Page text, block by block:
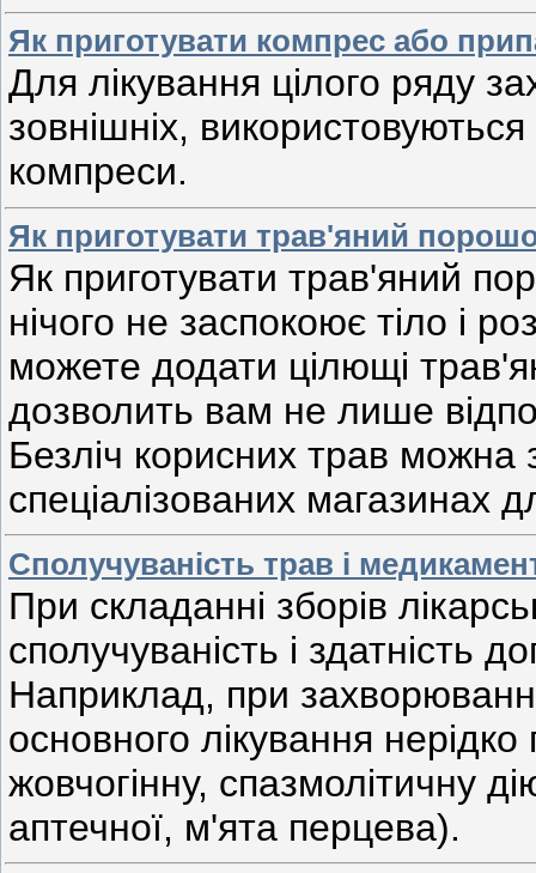
Як приготувати компрес або
Для лікування цілого ряду
зовнішніх, використовуються
компреси.
Як приготувати трав'яний
Як приготувати трав'яний
нічого не заспокоює тіло і
можете додати цілющі
дозволить вам не лише
Безліч корисних трав можна
спеціалізованих магазинах
Сполучуваність трав і
При складанні зборів
сполучуваність і здатність
Наприклад, при
основного лікування
жовчогінну, спазмолітичну
аптечної, м'ята перцева).